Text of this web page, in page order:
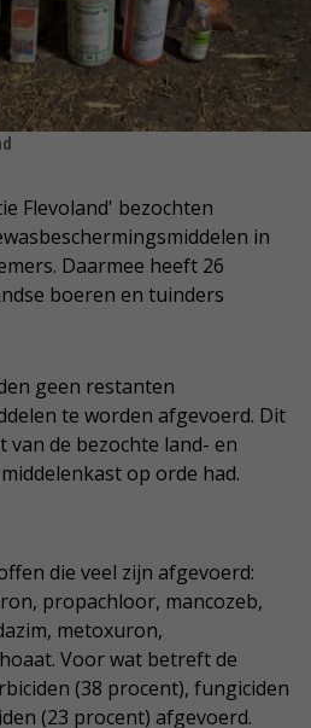
Flevoland' bezochten
in
Daarmee heeft 26
boeren en tuinders
geen restanten
te worden afgevoerd. Dit
de bezochte land- en
op orde had.
die veel zijn afgevoerd:
propachloor, mancozeb,
metoxuron,
Voor wat betreft de
(38 procent), fungiciden
(23 procent) afgevoerd.